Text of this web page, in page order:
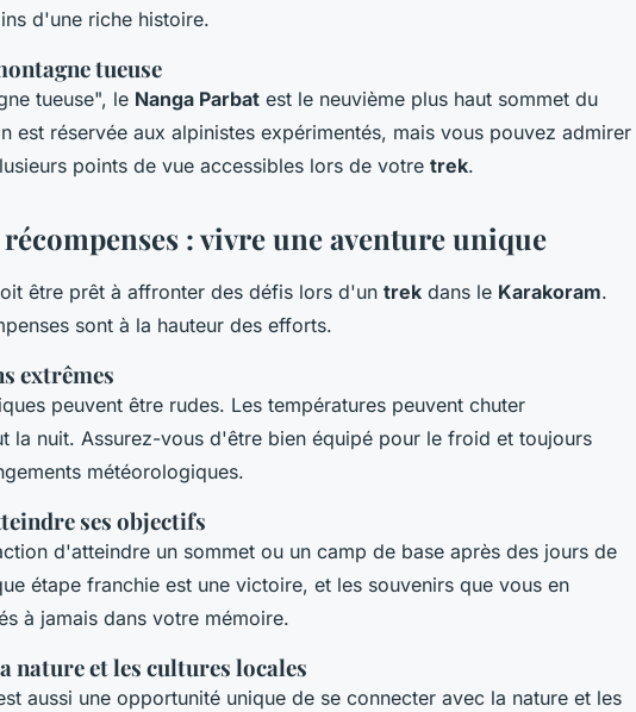
d'une riche histoire.
tueuse
tueuse", le Nanga Parbat est le neuvième plus haut sommet du
est réservée aux alpinistes expérimentés, mais vous pouvez admirer
points de vue accessibles lors de votre trek.
récompenses : vivre une aventure unique
être prêt à affronter des défis lors d'un trek dans le Karakoram.
sont à la hauteur des efforts.
extrêmes
peuvent être rudes. Les températures peuvent chuter
la nuit. Assurez-vous d'être bien équipé pour le froid et toujours
météorologiques.
ses objectifs
d'atteindre un sommet ou un camp de base après des jours de
étape franchie est une victoire, et les souvenirs que vous en
à jamais dans votre mémoire.
nature et les cultures locales
aussi une opportunité unique de se connecter avec la nature et les